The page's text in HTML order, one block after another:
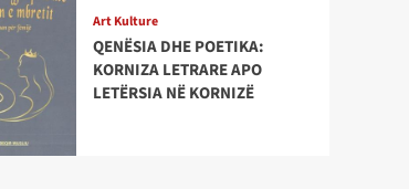
Art Kulture
QENËSIA DHE POETIKA:
KORNIZA LETRARE APO
LETËRSIA NË KORNIZË